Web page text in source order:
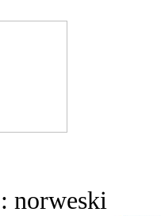
norweski